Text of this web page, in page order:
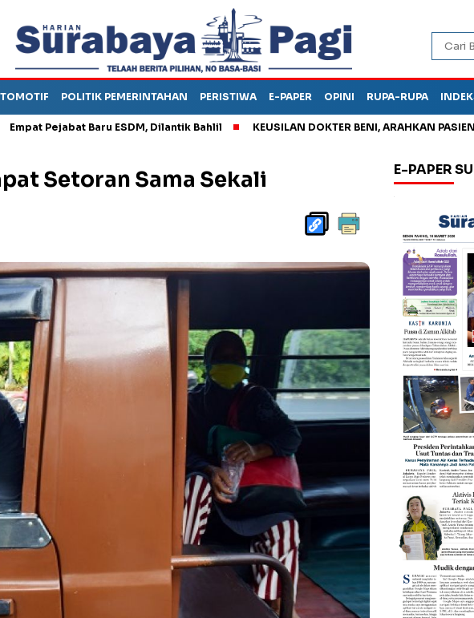
POLITIK PEMERINTAHAN PERISTIWA E-PAPER OPINI RUPA-RUPA
Baru ESDM, Dilantik Bahlil KEUSILAN DOKTER BENI, ARAHKAN PASIEN KE
Setoran Sama Sekali E-PAPER